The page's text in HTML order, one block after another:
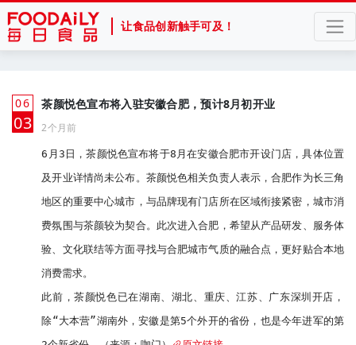
让食品创新触手可及！
06
月
03
茶颜悦色宣布将入驻安徽合肥，预计8月初开业
2个月前
6月3日，茶颜悦色宣布将于8月在安徽合肥市开设门店，具体位置
及开业详情尚未公布。茶颜悦色相关负责人表示，合肥作为长三角
地区的重要中心城市，与品牌现有门店所在区域衔接紧密，城市消
费氛围与茶颜较为契合。此次进入合肥，希望从产品研发、服务体
验、文化联结等方面寻找与合肥城市气质的融合点，更好贴合本地
消费需求。
此前，茶颜悦色已在湖南、湖北、重庆、江苏、广东深圳开店，
除“大本营”湖南外，安徽是第5个外开的省份，也是今年进军的第